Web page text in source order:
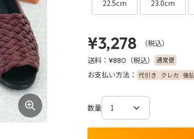
22.5cm 23.0cm
¥3,278
（税込）
送料： ¥880 （税込） 通常便
お支払い方法： 代引き クレカ 後
数量